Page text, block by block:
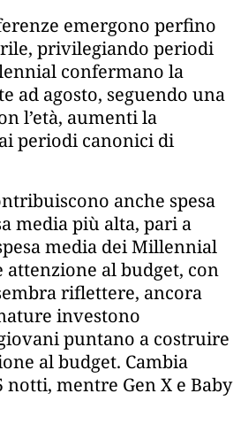
emergono perfino
privilegiando periodi
confermano la
ad agosto, seguendo una
l’età, aumenti la
periodi canonici di
anche spesa
media più alta, pari a
media dei Millennial
attenzione al budget, con
riflettere, ancora
investono
puntano a costruire
al budget. Cambia
mentre Gen X e Baby